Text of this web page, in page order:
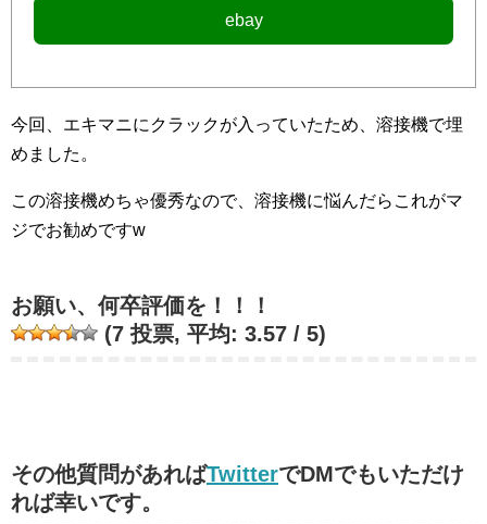
ebay
今回、エキマニにクラックが入っていたため、溶接機で埋
めました。
この溶接機めちゃ優秀なので、溶接機に悩んだらこれがマ
ジでお勧めですw
お願い、何卒評価を！！！
(7 投票, 平均: 3.57 / 5)
その他質問があればTwitterでDMでもいただけ
れば幸いです。